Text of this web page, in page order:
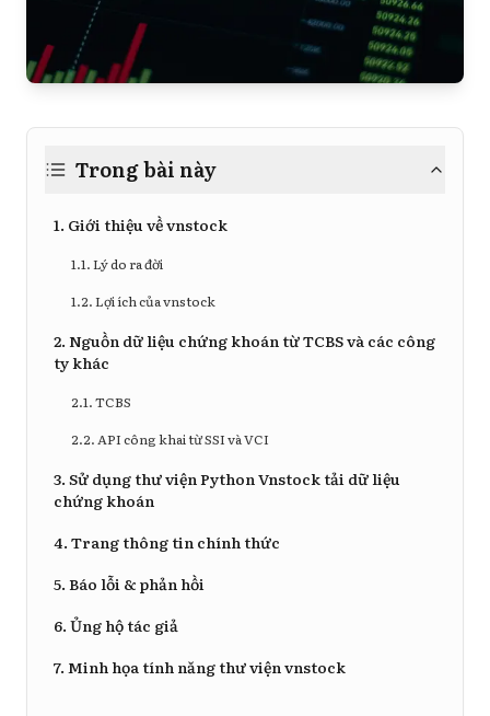
Trong bài này
1. Giới thiệu về vnstock
1.1. Lý do ra đời
1.2. Lợi ích của vnstock
2. Nguồn dữ liệu chứng khoán từ TCBS và các công
ty khác
2.1. TCBS
2.2. API công khai từ SSI và VCI
3. Sử dụng thư viện Python Vnstock tải dữ liệu
chứng khoán
4. Trang thông tin chính thức
5. Báo lỗi & phản hồi
6. Ủng hộ tác giả
7. Minh họa tính năng thư viện vnstock